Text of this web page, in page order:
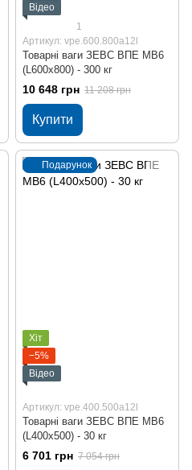
Відео
1
Артикул: vpe.600.800a12l
Товарні ваги ЗЕВС ВПЕ МВ6
(L600x800) - 300 кг
10 648 грн 11 208 грн
Купити
Подарунок
Хіт
−5%
Відео
Артикул: vpe.400.500a12l
Товарні ваги ЗЕВС ВПЕ МВ6
(L400x500) - 30 кг
6 701 грн 7 054 грн